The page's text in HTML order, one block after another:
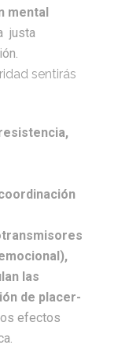
mental
justa
sentirás
las
de placer-
efectos